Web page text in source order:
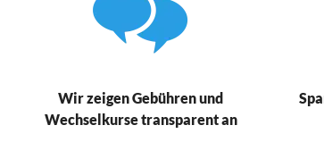
Wir zeigen Gebühren und
Wechselkurse transparent an